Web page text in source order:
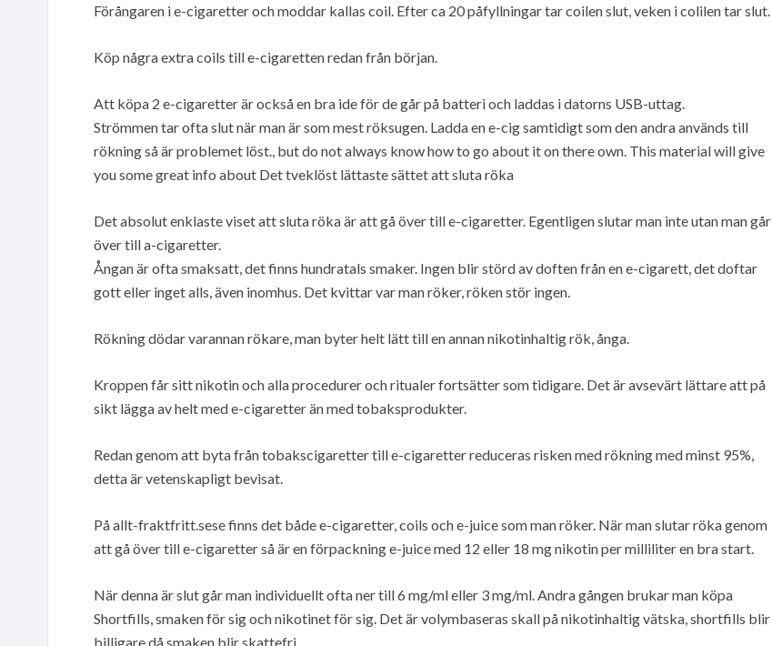
Förångaren i e-cigaretter och moddar kallas coil. Efter ca 20 påfyllningar tar coilen slut, veken i colilen tar slut.
Köp några extra coils till e-cigaretten redan från början.
Att köpa 2 e-cigaretter är också en bra ide för de går på batteri och laddas i datorns USB-uttag.
Strömmen tar ofta slut när man är som mest röksugen. Ladda en e-cig samtidigt som den andra används till
rökning så är problemet löst., but do not always know how to go about it on there own. This material will give
you some great info about Det tveklöst lättaste sättet att sluta röka
Det absolut enklaste viset att sluta röka är att gå över till e-cigaretter. Egentligen slutar man inte utan man går
över till a-cigaretter.
Ångan är ofta smaksatt, det finns hundratals smaker. Ingen blir störd av doften från en e-cigarett, det doftar
gott eller inget alls, även inomhus. Det kvittar var man röker, röken stör ingen.
Rökning dödar varannan rökare, man byter helt lätt till en annan nikotinhaltig rök, ånga.
Kroppen får sitt nikotin och alla procedurer och ritualer fortsätter som tidigare. Det är avsevärt lättare att på
sikt lägga av helt med e-cigaretter än med tobaksprodukter.
Redan genom att byta från tobakscigaretter till e-cigaretter reduceras risken med rökning med minst 95%,
detta är vetenskapligt bevisat.
På allt-fraktfritt.sese finns det både e-cigaretter, coils och e-juice som man röker. När man slutar röka genom
att gå över till e-cigaretter så är en förpackning e-juice med 12 eller 18 mg nikotin per milliliter en bra start.
När denna är slut går man individuellt ofta ner till 6 mg/ml eller 3 mg/ml. Andra gången brukar man köpa
Shortfills, smaken för sig och nikotinet för sig. Det är volymbaseras skall på nikotinhaltig vätska, shortfills blir
billigare då smaken blir skattefri.